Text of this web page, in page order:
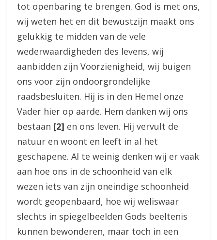
tot openbaring te brengen. God is met ons,
wij weten het en dit bewustzijn maakt ons
gelukkig te midden van de vele
wederwaardigheden des levens, wij
aanbidden zijn Voorzienigheid, wij buigen
ons voor zijn ondoorgrondelijke
raadsbesluiten. Hij is in den Hemel onze
Vader hier op aarde. Hem danken wij ons
bestaan [2] en ons leven. Hij vervult de
natuur en woont en leeft in al het
geschapene. Al te weinig denken wij er vaak
aan hoe ons in de schoonheid van elk
wezen iets van zijn oneindige schoonheid
wordt geopenbaard, hoe wij weliswaar
slechts in spiegelbeelden Gods beeltenis
kunnen bewonderen, maar toch in een